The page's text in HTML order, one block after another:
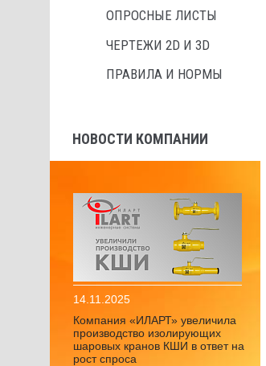
ОПРОСНЫЕ ЛИСТЫ
ЧЕРТЕЖИ 2D И 3D
ПРАВИЛА И НОРМЫ
НОВОСТИ КОМПАНИИ
14.11.2025
Компания «ИЛАРТ» увеличила
производство изолирующих
шаровых кранов КШИ в ответ на
рост спроса